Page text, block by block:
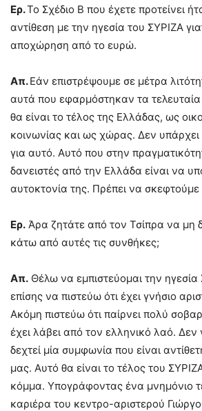
Ερ.Το Σχέδιο Β που έχετε προτείνει
αντίθεση με την ηγεσία του ΣΥΡΙΖΑ
αποχώρηση από το ευρώ.
Απ.Εάν επιστρέψουμε σε μέτρα
αυτά που εφαρμόστηκαν τα
θα είναι το τέλος της Ελλάδας, ως
κοινωνίας και ως χώρας. Δεν υπάρχει
για αυτό. Αυτό που στην
δανειστές από την Ελλάδα είναι να
αυτοκτονία της. Πρέπει να σκεφτούμε
Ερ. Άρα ζητάτε από τον Τσίπρα να μη
κάτω από αυτές τις συνθήκες;
Απ. Θέλω να εμπιστεύομαι την
επίσης να πιστεύω ότι έχει γνήσιο
Ακόμη πιστεύω ότι παίρνει πολύ
έχει λάβει από τον ελληνικό λαό. Δεν
δεχτεί μία συμφωνία που είναι
μας. Αυτό θα είναι το τέλος του
κόμμα. Υπογράφοντας ένα μνημόνιο
καριέρα του κεντρο-αριστερού